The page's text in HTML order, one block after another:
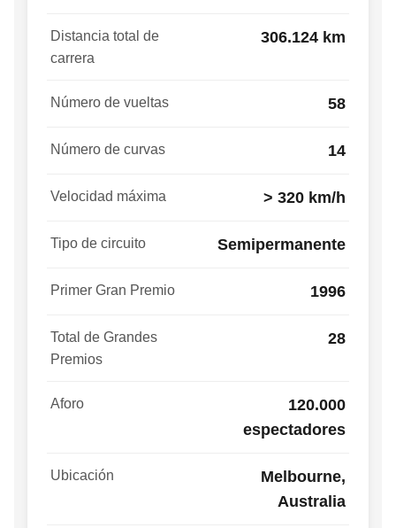
Distancia total de
carrera
306.124 km
Número de vueltas 58
Número de curvas 14
Velocidad máxima > 320 km/h
Tipo de circuito Semipermanente
Primer Gran Premio 1996
Total de Grandes
Premios
28
Aforo
120.000
espectadores
Ubicación
Melbourne,
Australia